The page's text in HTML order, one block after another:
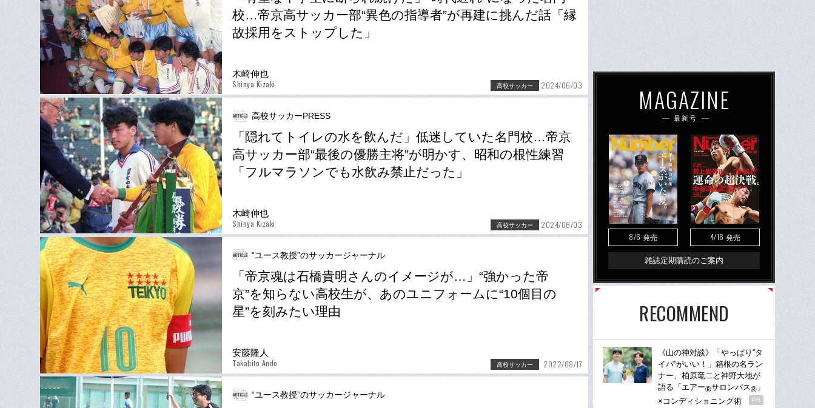
校…帝京高サッカー部“異色の指導者”が再建に挑んだ話「縁
故採用をストップした」
木崎伸也
Shinya Kizaki 高校サッカー 2024/06/03
高校サッカーPRESS
「隠れてトイレの水を飲んだ」低迷していた名門校…帝京
高サッカー部“最後の優勝主将”が明かす、昭和の根性練習
「フルマラソンでも水飲み禁止だった」
木崎伸也
Shinya Kizaki 高校サッカー 2024/06/03
“ユース教授”のサッカージャーナル
「帝京魂は石橋貴明さんのイメージが…」“強かった帝
京”を知らない高校生が、あのユニフォームに“10個目の
星”を刻みたい理由
安藤隆人
Takahito Ando 高校サッカー 2022/08/17
“ユース教授”のサッカージャーナル
MAGAZINE
最新号
8/6 発売 4/16 発売
雑誌定期購読のご案内
RECOMMEND
《山の神対談》「やっぱり“タ
イパ”がいい！」箱根の名ラン
ナー、柏原竜二と神野大地が
語る「エアー®サロンパス® 」
×コンディショニング術
PR